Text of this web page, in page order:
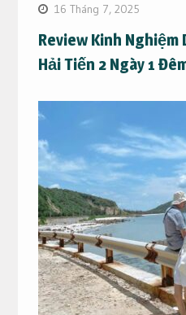
16 Tháng 7, 2025
Review Kinh Nghiệm
Hải Tiến 2 Ngày 1